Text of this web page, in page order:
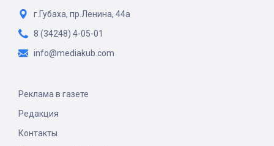
г.Губаха, пр.Ленина, 44а
8 (34248) 4-05-01
info@mediakub.com
Реклама в газете
Редакция
Контакты